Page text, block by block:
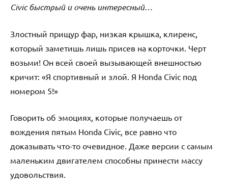
Civic быстрый и очень интересный…
Злостный прищур фар, низкая крышка, клиренс,
который заметишь лишь присев на корточки. Черт
возьми! Он вcей своей вызывающей внешностью
кричит: «Я спортивный и злой. Я Honda Civic под
номером 5!»
Говорить об эмоциях, которые получаешь от
вождения пятым Honda Civic, все равно что
доказывать что-то очевидное. Даже версии с самым
маленьким двигателем способны принести массу
удовольствия.